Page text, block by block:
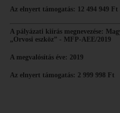
Az elnyert támogatás: 12 494 949 Ft
A pályázati kiírás megnevezése:
„Orvosi eszköz” - MFP-AEE/2019
A megvalósítás éve: 2019
Az elnyert támogatás: 2 999 998 Ft